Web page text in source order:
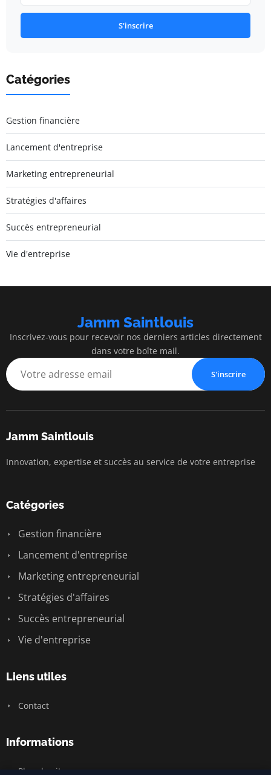
S'inscrire
Catégories
Gestion financière
Lancement d'entreprise
Marketing entrepreneurial
Stratégies d'affaires
Succès entrepreneurial
Vie d'entreprise
Jamm Saintlouis
Inscrivez-vous pour recevoir nos derniers articles directement
dans votre boîte mail.
S'inscrire
Jamm Saintlouis
Innovation, expertise et succès au service de votre entreprise
Catégories
Gestion financière
Lancement d'entreprise
Marketing entrepreneurial
Stratégies d'affaires
Succès entrepreneurial
Vie d'entreprise
Liens utiles
Contact
Informations
Plan du site